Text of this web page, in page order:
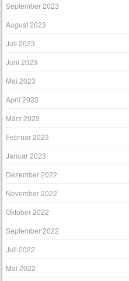
September 2023
August 2023
Juli 2023
Juni 2023
Mai 2023
April 2023
März 2023
Februar 2023
Januar 2023
Dezember 2022
November 2022
Oktober 2022
September 2022
Juli 2022
Mai 2022